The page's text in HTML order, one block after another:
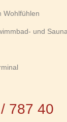
Wohlfühlen
und
787 40